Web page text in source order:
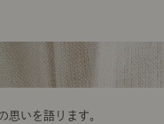
いを語ります。